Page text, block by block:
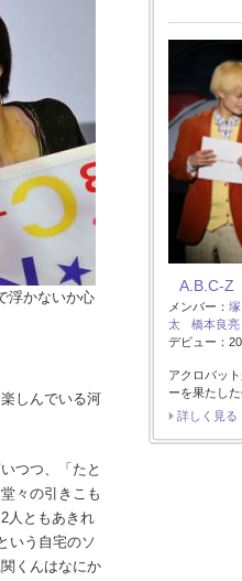
浮かないか心
しんでいる河
つつ、「たと
々の引きこも
人ともあきれ
いう自宅のソ
くんはなにか
A.B.C-Z
メンバー：
太
橋本良亮
デビュー：
アクロバッ
ーを果たした
詳しく見る